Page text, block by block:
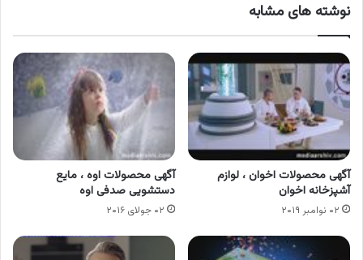
نوشته های مشابه
آگهی محصولات اخوان ، لوازم
آشپزخانه اخوان
۰۲ نوامبر ۲۰۱۹
آگهی محصولات اوه ، مایع
دستشویی صدفی اوه
۰۲ جولای ۲۰۱۶